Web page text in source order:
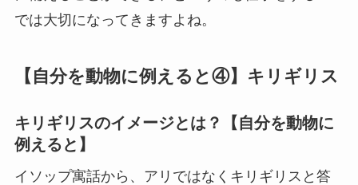
では大切になってきますよね。
【自分を動物に例えると④】キリギリス
キリギリスのイメージとは？【自分を動物に
例えると】
イソップ寓話から、アリではなくキリギリスと答